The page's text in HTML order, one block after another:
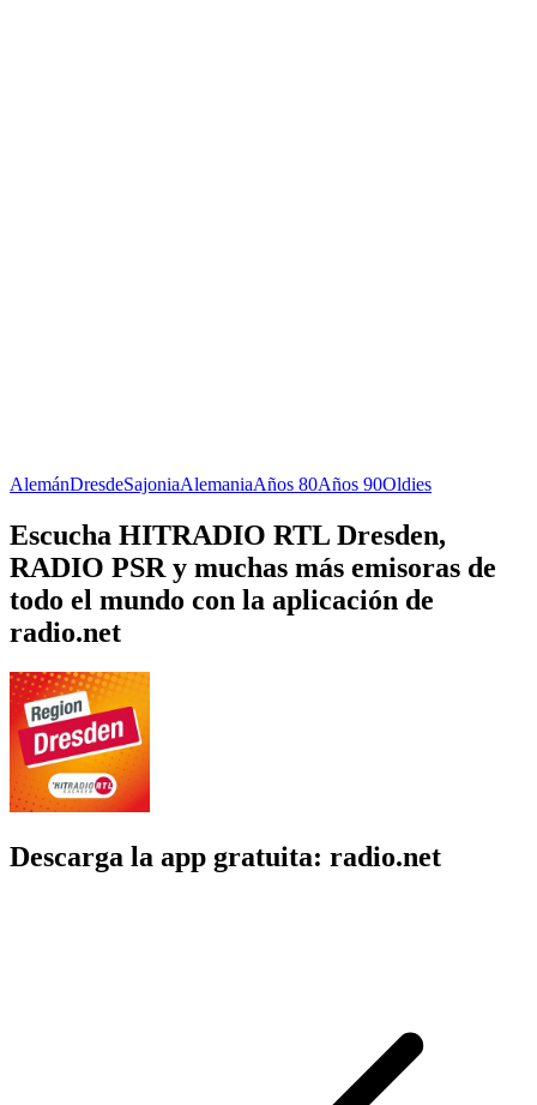
AlemánDresdeSajoniaAlemaniaAños 80Años 90Oldies
Escucha HITRADIO RTL Dresden,
RADIO PSR y muchas más emisoras de
todo el mundo con la aplicación de
radio.net
Descarga la app gratuita: radio.net